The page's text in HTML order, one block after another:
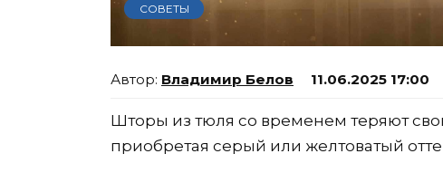
СОВЕТЫ
Владимир Белов 11.06.2025 17:00
Шторы из тюля со временем теряют
приобретая серый или желтоватый